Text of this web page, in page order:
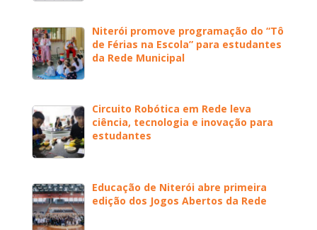
Niterói promove programação do “Tô
de Férias na Escola” para estudantes
da Rede Municipal
Circuito Robótica em Rede leva
ciência, tecnologia e inovação para
estudantes
Educação de Niterói abre primeira
edição dos Jogos Abertos da Rede